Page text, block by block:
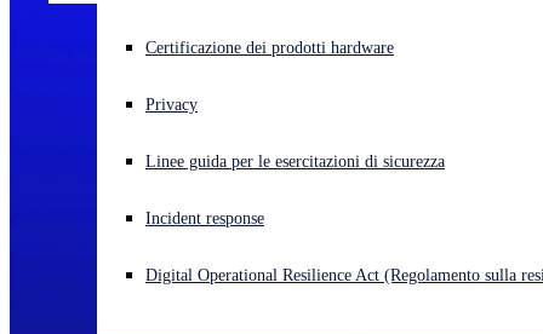
Cyberattacco in corso? Ottieni assistenza immediata
Open language switcher
Certificazione dei prodotti hardware
Privacy
Linee guida per le esercitazioni di sicurezza
Incident response
Digital Operational Resilience Act (Regolamento sulla